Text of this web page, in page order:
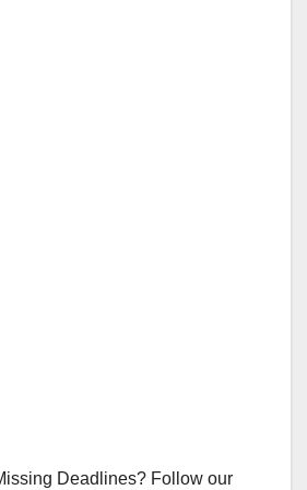
Deadlines? Follow our